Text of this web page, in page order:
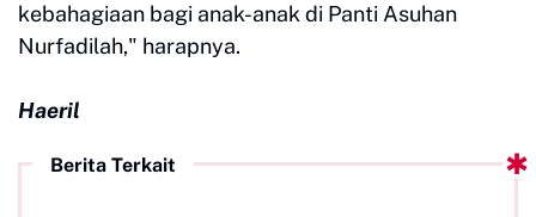
kebahagiaan bagi anak-anak di Panti Asuhan
Nurfadilah," harapnya.
Haeril
Berita Terkait